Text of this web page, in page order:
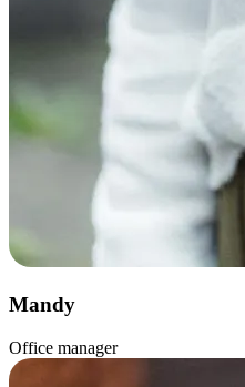
Mandy
Office manager